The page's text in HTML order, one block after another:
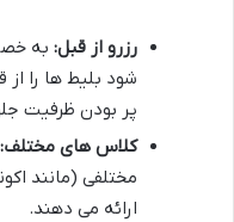
رزرو از قبل: به
شود بلیط ها را از
پر بودن ظرفیت
کلاس های مختلف:
مختلفی (مانند
ارائه می دهند.